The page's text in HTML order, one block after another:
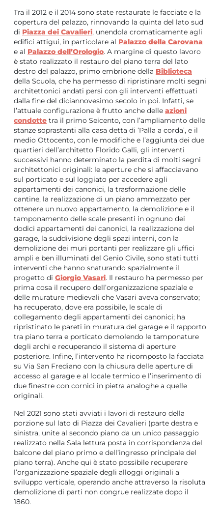
Tra il 2012 e il 2014 sono state restaurate le facciate e la
copertura del palazzo, rinnovando la quinta del lato sud
di Piazza dei Cavalieri, unendola cromaticamente agli
edifici attigui, in particolare al Palazzo della Carovana
e al Palazzo dell’Orologio. A margine di questo lavoro
è stato realizzato il restauro del piano terra del lato
destro del palazzo, primo embrione della Biblioteca
della Scuola, che ha permesso di ripristinare molti segni
architettonici andati persi con gli interventi effettuati
dalla fine del diciannovesimo secolo in poi. Infatti, se
l’attuale configurazione è frutto anche delle azioni
condotte tra il primo Seicento, con l’ampliamento delle
stanze soprastanti alla casa detta di ‘Palla a corda’, e il
medio Ottocento, con le modifiche e l’aggiunta dei due
quartieri dell’architetto Florido Galli, gli interventi
successivi hanno determinato la perdita di molti segni
architettonici originali: le aperture che si affacciavano
sul porticato e sul loggiato per accedere agli
appartamenti dei canonici, la trasformazione delle
cantine, la realizzazione di un piano ammezzato per
ottenere un nuovo appartamento, la demolizione e il
tamponamento delle scale presenti in ognuno dei
dodici appartamenti dei canonici, la realizzazione del
garage, la suddivisione degli spazi interni, con la
demolizione dei muri portanti per realizzare gli uffici
ampli e ben illuminati del Genio Civile, sono stati tutti
interventi che hanno snaturando spazialmente il
progetto di Giorgio Vasari. Il restauro ha permesso per
prima cosa il recupero dell’organizzazione spaziale e
delle murature medievali che Vasari aveva conservato;
ha recuperato, dove era possibile, le scale di
collegamento degli appartamenti dei canonici; ha
ripristinato le pareti in muratura del garage e il rapporto
tra piano terra e porticato demolendo le tamponature
degli archi e recuperando il sistema di aperture
posteriore. Infine, l’intervento ha ricomposto la facciata
su Via San Frediano con la chiusura delle aperture di
accesso al garage e al locale termico e l’inserimento di
due finestre con cornici in pietra analoghe a quelle
originali.
Nel 2021 sono stati avviati i lavori di restauro della
porzione sul lato di Piazza dei Cavalieri (parte destra e
sinistra, unite al secondo piano da un unico passaggio
realizzato nella Sala lettura posta in corrispondenza del
balcone del piano primo e dell’ingresso principale del
piano terra). Anche qui è stato possibile recuperare
l’organizzazione spaziale degli alloggi originali a
sviluppo verticale, operando anche attraverso la risoluta
demolizione di parti non congrue realizzate dopo il
1860.